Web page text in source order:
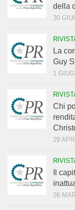
della
30
La
Guy
1
Chi
29
Il
26